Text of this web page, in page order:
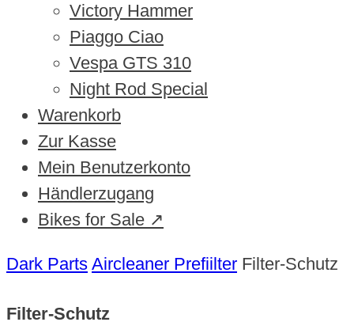
Victory Hammer
Piaggo Ciao
Vespa GTS 310
Night Rod Special
Warenkorb
Zur Kasse
Mein Benutzerkonto
Händlerzugang
Bikes for Sale ↗
Dark Parts Aircleaner Prefiilter Filter-Schutz
Filter-Schutz